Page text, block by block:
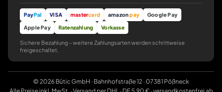
PayPal VISA mastercard amazonpay
Google Pay
Apple Pay
Ratenzahlung Vorkasse
Sichere Bezahlung – weitere Zahlungsarten werden schrittweise
freigeschaltet.
© 2026 Bütic GmbH · Bahnhofstraße 12 · 07381 Pößneck